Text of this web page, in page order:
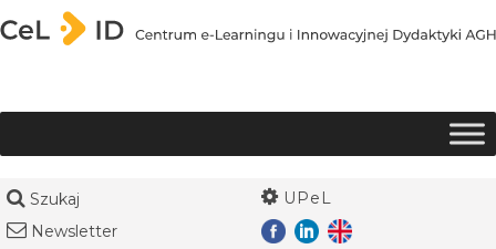
Przejdź do treści
Szukaj
UPeL
Newsletter